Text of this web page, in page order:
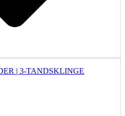
| 3-TANDSKLINGE